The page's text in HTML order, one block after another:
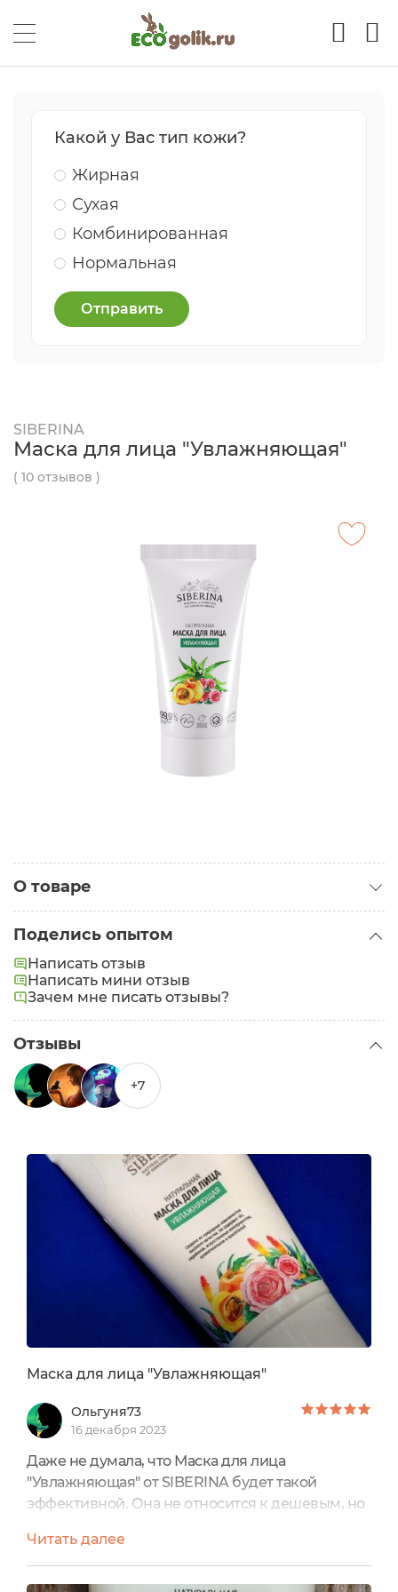
Какой у Вас тип кожи?
Жирная
Сухая
Комбинированная
Нормальная
Отправить
SIBERINA
Маска для лица "Увлажняющая"
( 10 отзывов )
О товаре
Тип кожи:
Сухая,Чувствительная
Задачи:
Увлажнение
Поделись опытом
Написать отзыв
Написать мини отзыв
Зачем мне писать отзывы?
Отзывы
+7
Маска для лица "Увлажняющая"
Ольгуня73
16 декабря 2023
Даже не думала, что Маска для лица
"Увлажняющая" от SIBERINA будет такой
эффективной. Она не относится к дешевым, но
без изысков и навороченных названий. Но она
очень эффективная. Она так освежает кожу!!
Читать далее